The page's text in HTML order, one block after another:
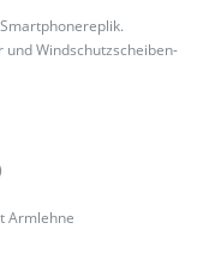
Windschutzscheiben-
Armlehne